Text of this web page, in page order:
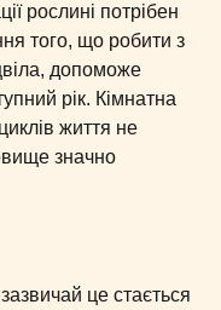
рослині потрібен
того, що робити з
допоможе
рік. Кімнатна
життя не
значно
це стається